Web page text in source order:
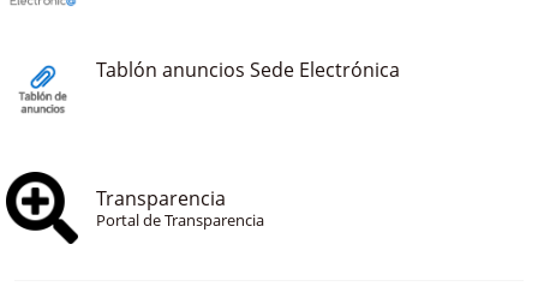
Tablón anuncios Sede Electrónica
Transparencia
Portal de Transparencia